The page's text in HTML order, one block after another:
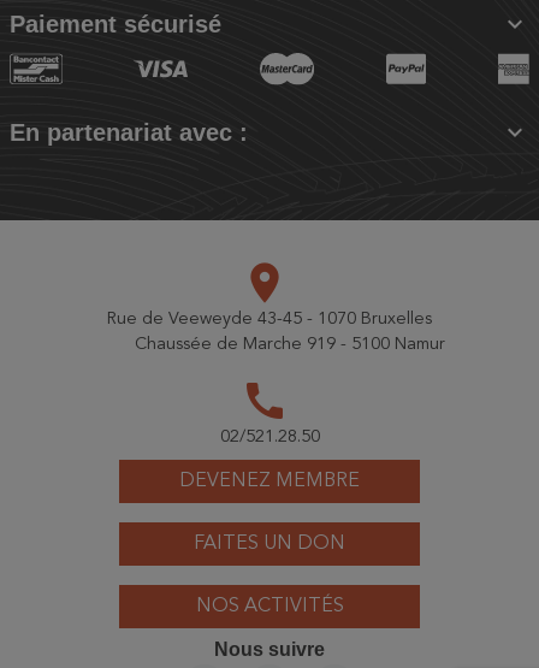
Paiement sécurisé 
En partenariat avec : 
DEVENEZ MEMBRE
FAITES UN DON
NOS ACTIVITÉS
place
Rue de Veeweyde 43-45 - 1070 Bruxelles
Chaussée de Marche 919 - 5100 Namur
call
02/521.28.50
Nous suivre